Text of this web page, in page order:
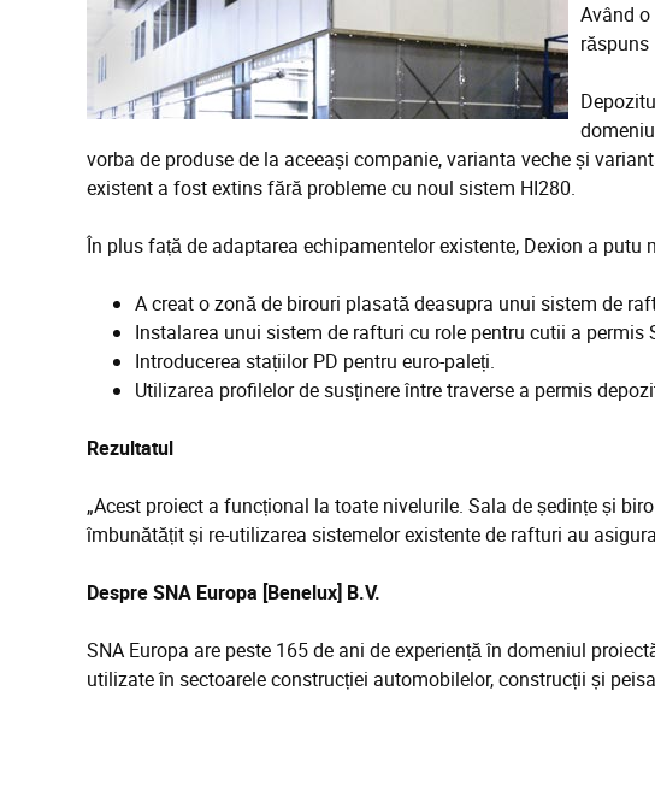
Având
vorba de produse de la aceeași companie, varianta veche și
existent a fost extins fără probleme cu noul sistem HI280.
În plus față de adaptarea echipamentelor existente, Dexion a
A creat o zonă de birouri plasată deasupra unui sistem de
Instalarea unui sistem de rafturi cu role pentru cutii a
Introducerea stațiilor PD pentru euro-paleți.
Utilizarea profilelor de susținere între traverse a permis
Rezultatul
„Acest proiect a funcțional la toate nivelurile. Sala de ședințe și
îmbunătățit și re-utilizarea sistemelor existente de rafturi au
Despre SNA Europa [Benelux] B.V.
SNA Europa are peste 165 de ani de experiență în domeniul
utilizate în sectoarele construcției automobilelor, construcții și